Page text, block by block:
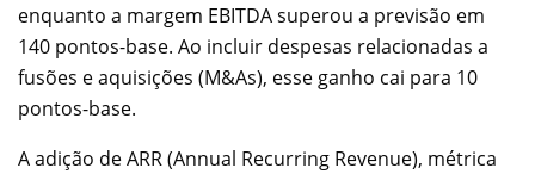
enquanto a margem EBITDA superou a previsão em
140 pontos-base. Ao incluir despesas relacionadas a
fusões e aquisições (M&As), esse ganho cai para 10
pontos-base.
A adição de ARR (Annual Recurring Revenue), métrica